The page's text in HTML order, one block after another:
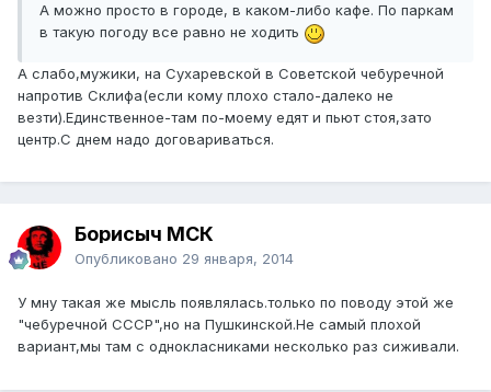
А можно просто в городе, в каком-либо кафе. По паркам
в такую погоду все равно не ходить
А слабо,мужики, на Сухаревской в Советской чебуречной
напротив Склифа(если кому плохо стало-далеко не
везти).Единственное-там по-моему едят и пьют стоя,зато
центр.С днем надо договариваться.
Борисыч МСК
Опубликовано 29 января, 2014
У мну такая же мысль появлялась.только по поводу этой же
"чебуречной СССР",но на Пушкинской.Не самый плохой
вариант,мы там с однокласниками несколько раз сиживали.